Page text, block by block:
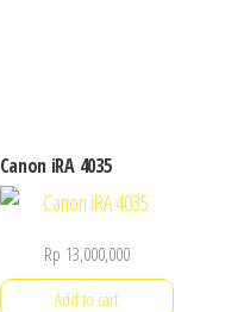
Canon iRA 4035
Rp 13,000,000
Add to cart